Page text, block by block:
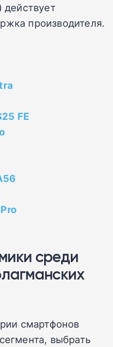
действует
производителя.
FE
среди
смартфонов
выбрать